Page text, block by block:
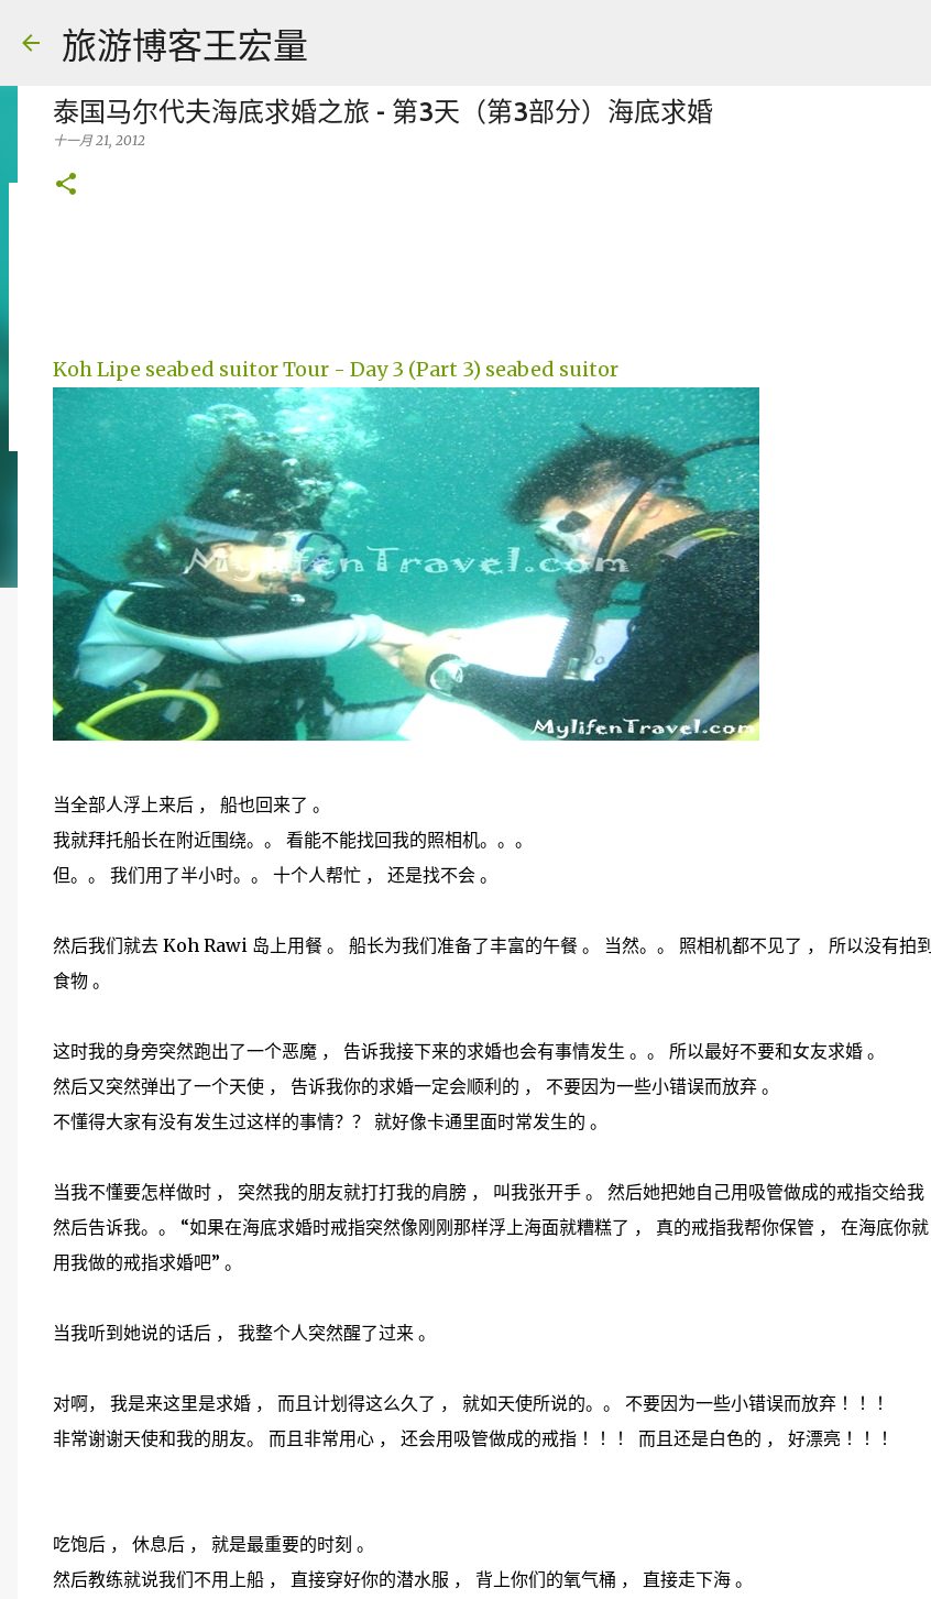
旅游博客王宏量
泰国马尔代夫海底求婚之旅 - 第3天（第3部分）海底求婚
十一月 21, 2012
Koh Lipe seabed suitor Tour - Day 3 (Part 3) seabed suitor
当全部人浮上来后 ， 船也回来了 。
我就拜托船长在附近围绕。。 看能不能找回我的照相机。。。
但。。 我们用了半小时。。 十个人帮忙 ， 还是找不会 。
然后我们就去 Koh Rawi 岛上用餐 。 船长为我们准备了丰富的午餐 。 当然。。 照相机都不见了 ， 所以没有拍到
食物 。
这时我的身旁突然跑出了一个恶魔 ， 告诉我接下来的求婚也会有事情发生 。。 所以最好不要和女友求婚 。
然后又突然弹出了一个天使 ， 告诉我你的求婚一定会顺利的 ， 不要因为一些小错误而放弃 。
不懂得大家有没有发生过这样的事情？？ 就好像卡通里面时常发生的 。
当我不懂要怎样做时 ， 突然我的朋友就打打我的肩膀 ， 叫我张开手 。 然后她把她自己用吸管做成的戒指交给我
然后告诉我。。 “如果在海底求婚时戒指突然像刚刚那样浮上海面就糟糕了 ， 真的戒指我帮你保管 ， 在海底你就
用我做的戒指求婚吧” 。
当我听到她说的话后 ， 我整个人突然醒了过来 。
对啊， 我是来这里是求婚 ， 而且计划得这么久了 ， 就如天使所说的。。 不要因为一些小错误而放弃 ！！！
非常谢谢天使和我的朋友。 而且非常用心 ， 还会用吸管做成的戒指 ！！！ 而且还是白色的 ， 好漂亮 ！！！
吃饱后 ， 休息后 ， 就是最重要的时刻 。
然后教练就说我们不用上船 ， 直接穿好你的潜水服 ， 背上你们的氧气桶 ， 直接走下海 。